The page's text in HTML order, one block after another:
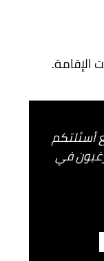
الإقامة.
أسئلتكم
في